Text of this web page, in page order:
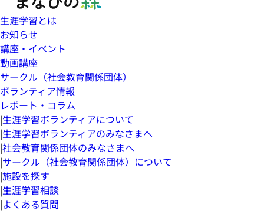
生涯学習とは
お知らせ
講座・イベント
動画講座
サークル（社会教育関係団体）
ボランティア情報
レポート・コラム
|生涯学習ボランティアについて
|生涯学習ボランティアのみなさまへ
|社会教育関係団体のみなさまへ
|サークル（社会教育関係団体）について
|施設を探す
|生涯学習相談
|よくある質問